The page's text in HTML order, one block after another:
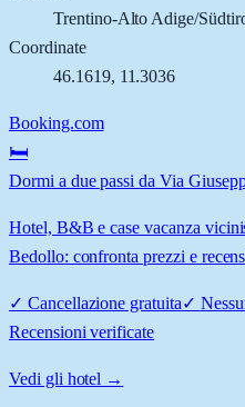
Trentino-Alto Adige/
Coordinate
46.1619, 11.3036
Booking.com
🛏️
Dormi a due passi da Via
Hotel, B&B e case vacanza
Bedollo: confronta prezzi e
✓ Cancellazione gratuita✓
Recensioni verificate
Vedi gli hotel →